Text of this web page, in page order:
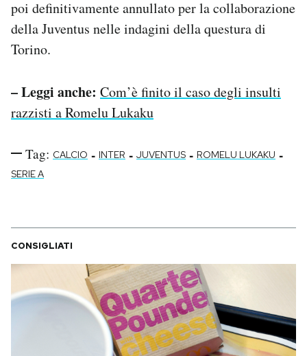
poi definitivamente annullato per la collaborazione
della Juventus nelle indagini della questura di
Torino.
– Leggi anche: Com’è finito il caso degli insulti
razzisti a Romelu Lukaku
Tag: CALCIO - INTER - JUVENTUS - ROMELU LUKAKU -
SERIE A
CONSIGLIATI